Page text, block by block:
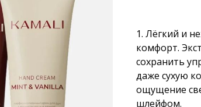
1. Лёгкий и
комфорт.
сохранить
даже сухую
ощущение
шлейфом.